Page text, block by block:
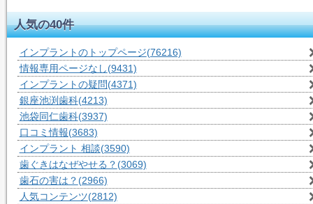
人気の40件
インプラントのトップページ(76216)
情報専用ページなし(9431)
インプラントの疑問(4371)
銀座池渕歯科(4213)
池袋同仁歯科(3937)
口コミ情報(3683)
インプラント 相談(3590)
歯ぐきはなぜやせる？ (3069)
歯石の害は？ (2966)
人気コンテンツ(2812)